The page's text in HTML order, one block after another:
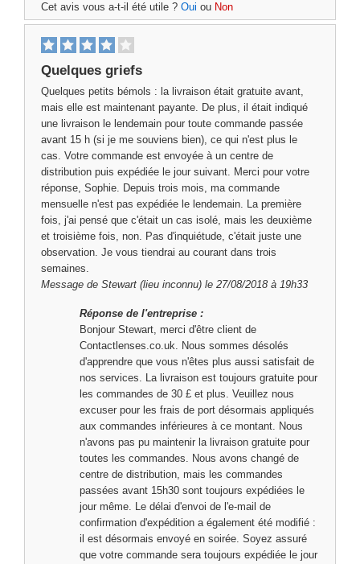
Cet avis vous a-t-il été utile ? Oui ou Non
Quelques griefs
Quelques petits bémols : la livraison était gratuite avant,
mais elle est maintenant payante. De plus, il était indiqué
une livraison le lendemain pour toute commande passée
avant 15 h (si je me souviens bien), ce qui n'est plus le
cas. Votre commande est envoyée à un centre de
distribution puis expédiée le jour suivant. Merci pour votre
réponse, Sophie. Depuis trois mois, ma commande
mensuelle n'est pas expédiée le lendemain. La première
fois, j'ai pensé que c'était un cas isolé, mais les deuxième
et troisième fois, non. Pas d'inquiétude, c'était juste une
observation. Je vous tiendrai au courant dans trois
semaines.
Message de Stewart (lieu inconnu) le 27/08/2018 à 19h33
Réponse de l'entreprise :
Bonjour Stewart, merci d'être client de
Contactlenses.co.uk. Nous sommes désolés
d'apprendre que vous n'êtes plus aussi satisfait de
nos services. La livraison est toujours gratuite pour
les commandes de 30 £ et plus. Veuillez nous
excuser pour les frais de port désormais appliqués
aux commandes inférieures à ce montant. Nous
n'avons pas pu maintenir la livraison gratuite pour
toutes les commandes. Nous avons changé de
centre de distribution, mais les commandes
passées avant 15h30 sont toujours expédiées le
jour même. Le délai d'envoi de l'e-mail de
confirmation d'expédition a également été modifié :
il est désormais envoyé en soirée. Soyez assuré
que votre commande sera toujours expédiée le jour